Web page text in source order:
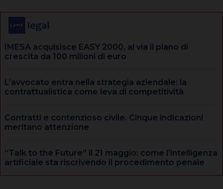
IMESA acquisisce EASY 2000, al via il piano di
crescita da 100 milioni di euro
L’avvocato entra nella strategia aziendale: la
contrattualistica come leva di competitività
Contratti e contenzioso civile. Cinque indicazioni
meritano attenzione
“Talk to the Future” il 21 maggio: come l’intelligenza
artificiale sta riscrivendo il procedimento penale